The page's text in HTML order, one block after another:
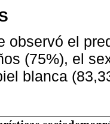
observó el
(75%), el
blanca